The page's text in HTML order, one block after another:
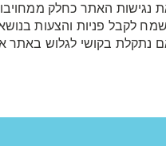
נגישות האתר כחלק
לקבל פניות והצעות
נתקלת בקושי לגלוש באתר